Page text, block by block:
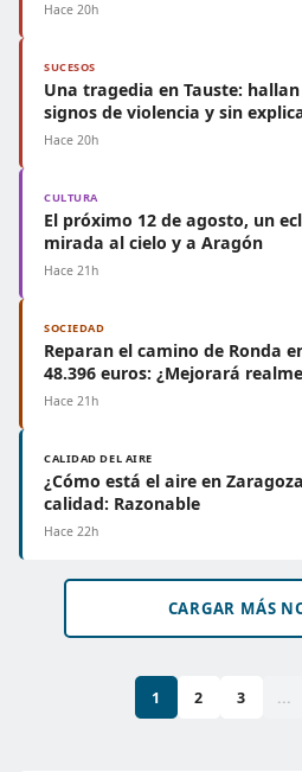
Hace 20h
SUCESOS
Una tragedia en Tauste:
signos de violencia y sin
Hace 20h
CULTURA
El próximo 12 de agosto, un
mirada al cielo y a Aragón
Hace 21h
SOCIEDAD
Reparan el camino de Ronda
48.396 euros: ¿Mejorará
Hace 21h
CALIDAD DEL AIRE
¿Cómo está el aire en
calidad: Razonable
Hace 22h
CARGAR MÁS
1 2 3 ...